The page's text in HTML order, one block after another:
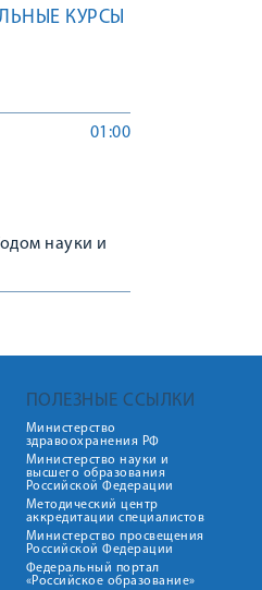
КУРСЫ
01:00
науки и
ПОЛЕЗНЫЕ ССЫЛКИ
Министерство
здравоохранения РФ
Министерство науки и
высшего образования
Российской Федерации
Методический центр
аккредитации специалистов
Министерство просвещения
Российской Федерации
Федеральный портал
«Российское образование»